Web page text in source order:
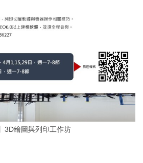
3D繪圖與列印工作坊